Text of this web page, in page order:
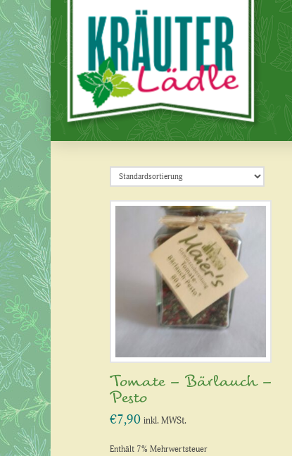
Tomate – Bärlauch –
Pesto
€7,90 inkl. MWSt.
Enthält 7% Mehrwertsteuer